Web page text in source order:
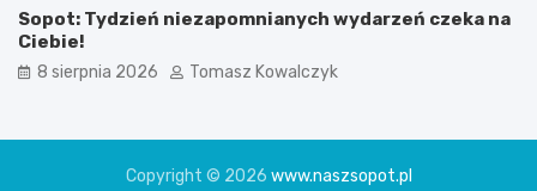
Sopot: Tydzień niezapomnianych wydarzeń czeka na
Ciebie!
8 sierpnia 2026 Tomasz Kowalczyk
Copyright © 2026 www.naszsopot.pl